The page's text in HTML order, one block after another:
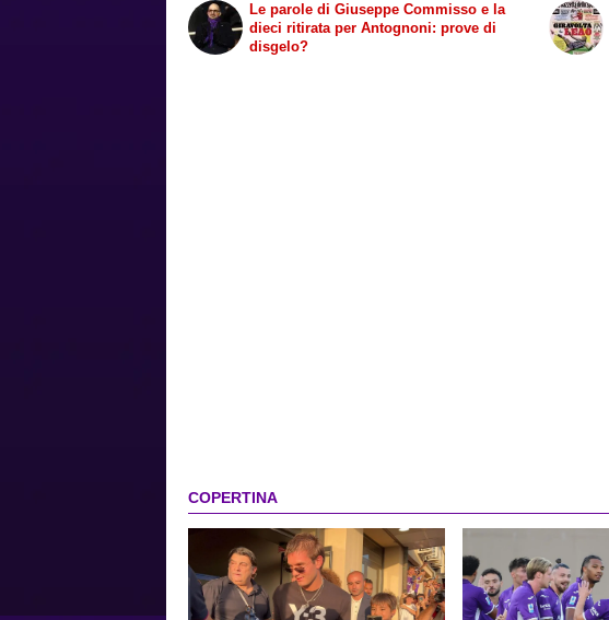
Le parole di Giuseppe Commisso e la
dieci ritirata per Antognoni: prove di
disgelo?
COPERTINA